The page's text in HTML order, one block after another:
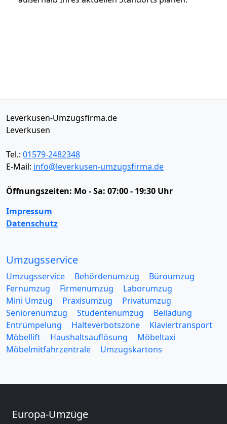
Leverkusen-Umzugsfirma.de
Leverkusen
Tel.: 01579-2482348
E-Mail: info@leverkusen-umzugsfirma.de
Öffnungszeiten: Mo - Sa: 07:00 - 19:30 Uhr
Impressum
Datenschutz
Umzugsservice
Umzugsservice Behördenumzug
Büroumzug
Fernumzug
Firmenumzug
Laborumzug
Mini Umzug
Praxisumzug
Privatumzug
Seniorenumzug
Studentenumzug
Beiladung
Entrümpelung
Halteverbotszone
Klaviertransport
Möbellift
Haushaltsauflösung
Möbeltaxi
Möbelmitfahrzentrale
Umzugskartons
Europa-Umzüge